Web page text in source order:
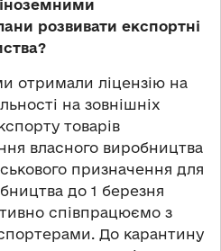
іноземними
розвивати експортні
отримали ліцензію на
на зовнішніх
товарів
власного виробництва
призначення для
до 1 березня
співпрацюємо з
До карантину